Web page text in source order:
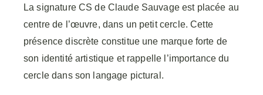
La signature CS de Claude Sauvage est placée au
centre de l’œuvre, dans un petit cercle. Cette
présence discrète constitue une marque forte de
son identité artistique et rappelle l’importance du
cercle dans son langage pictural.